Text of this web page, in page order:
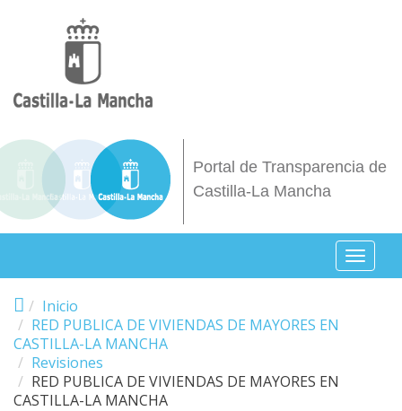
Portal de Transparencia de
Castilla-La Mancha
Toggle
Inicio
RED PUBLICA DE VIVIENDAS DE MAYORES EN
CASTILLA-LA MANCHA
Revisiones
RED PUBLICA DE VIVIENDAS DE MAYORES EN
CASTILLA-LA MANCHA